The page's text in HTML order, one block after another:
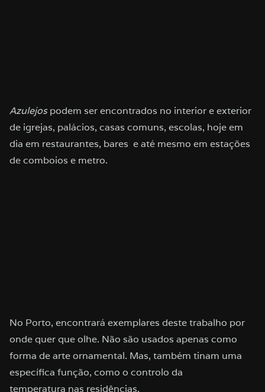
Azulejospodem ser encontrados no interior e exterior
de igrejas, palácios, casas comuns, escolas, hoje em
dia em restaurantes, bares e até mesmo em estações
de comboios e metro.
No Porto, encontrará exemplares deste trabalho por
onde quer que olhe. Não são usados apenas como
forma de arte ornamental. Mas, também tinam uma
específica função, como o controlo da
temperatura nas residências.